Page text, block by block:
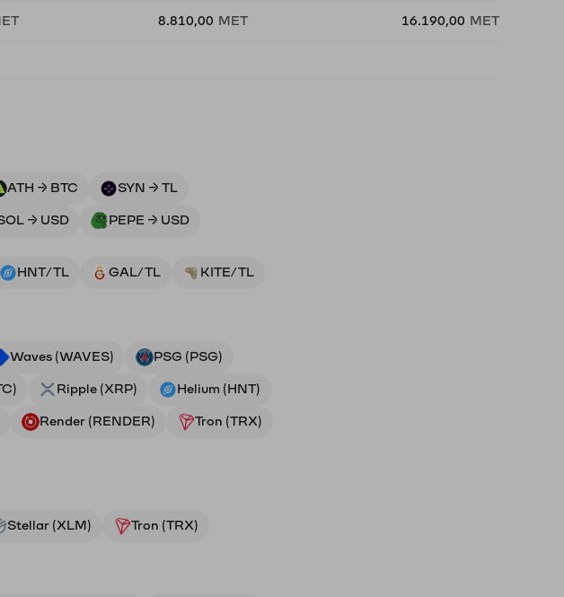
8.810,00 MET 16.190,00 MET
ATH → BTC SYN → TL
→ USD
PEPE → USD
HNT/TL GAL/TL KITE/TL
Waves (WAVES) PSG (PSG)
Ripple (XRP) Helium (HNT)
Render (RENDER)
Tron (TRX)
Stellar (XLM) Tron (TRX)